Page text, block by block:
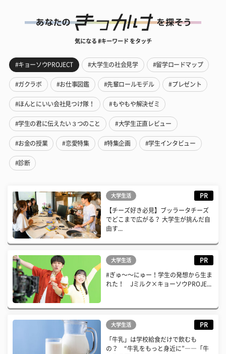
気になる #キーワード をタッチ
#キョーソウPROJECT #大学生の社会見学 #留学ロードマップ
#ガクラボ #お仕事図鑑 #先輩ロールモデル #プレゼント
#ほんとにいい会社見つけ隊！ #もやもや解決ゼミ
#学生の君に伝えたい３つのこと #大学生正直レビュー
#お金の授業 #恋愛特集 #特集企画 #学生インタビュー
#診断
大学生活 PR
【チーズ好き必見】ブッラータチーズ
でどこまで広がる？ 大学生が挑んだ自
由す...
大学生活 PR
#ぎゅ〜〜にゅー！学生の発想から生ま
れた！ Jミルク×キョーソウPROJE...
大学生活 PR
「牛乳」は学校給食だけで飲むも
の？ “牛乳をもっと身近に”――「牛